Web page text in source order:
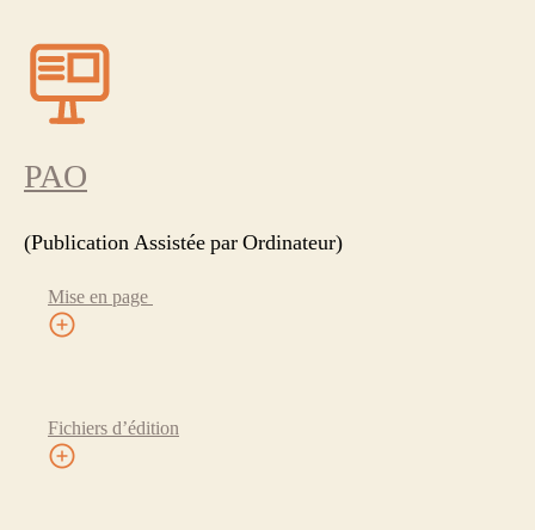
PAO
(Publication Assistée par Ordinateur)
Mise en page
Fichiers d’édition